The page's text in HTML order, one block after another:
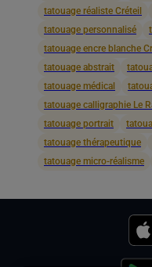
tatouage réaliste Créteil
tatouage personnalisé
tatouage encre blanche
tatouage abstrait
tatouage médical
tatouage calligraphie Le
tatouage portrait
tatouage thérapeutique
tatouage micro-réalisme